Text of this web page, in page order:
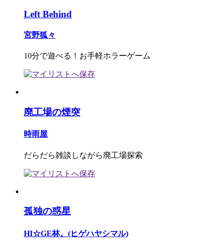
Left Behind
宮野狐々
10分で遊べる！お手軽ホラーゲーム
廃工場の煙突
時雨屋
だらだら雑談しながら廃工場探索
孤独の惑星
HI☆GE林。(ヒゲハヤシマル)